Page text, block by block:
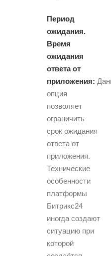
Период
ожидания.
Время
ожидания
ответа от
приложения:
опция
позволяет
ограничить
срок ожидания
ответа от
приложения.
Технические
особенности
платформы
Битрикс24
иногда создают
ситуацию при
которой